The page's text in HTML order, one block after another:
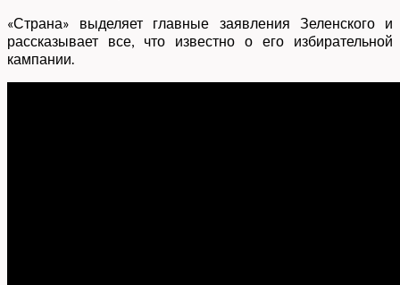
«Страна» выделяет главные заявления Зеленского и
рассказывает все, что известно о его избирательной
кампании.